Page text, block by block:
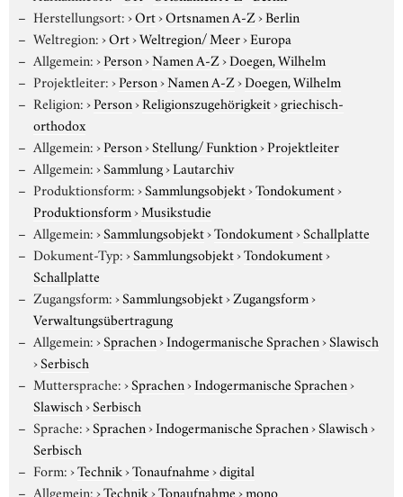
Herstellungsort:›Ort›Ortsnamen A-Z›Berlin
Weltregion:›Ort›Weltregion/ Meer›Europa
Allgemein:›Person›Namen A-Z›Doegen, Wilhelm
Projektleiter:›Person›Namen A-Z›Doegen, Wilhelm
Religion:›Person›Religionszugehörigkeit›griechisch-
orthodox
Allgemein:›Person›Stellung/ Funktion›Projektleiter
Allgemein:›Sammlung›Lautarchiv
Produktionsform:›Sammlungsobjekt›Tondokument›
Produktionsform›Musikstudie
Allgemein:›Sammlungsobjekt›Tondokument›Schallplatte
Dokument-Typ:›Sammlungsobjekt›Tondokument›
Schallplatte
Zugangsform:›Sammlungsobjekt›Zugangsform›
Verwaltungsübertragung
Allgemein:›Sprachen›Indogermanische Sprachen›Slawisch
›Serbisch
Muttersprache:›Sprachen›Indogermanische Sprachen›
Slawisch›Serbisch
Sprache:›Sprachen›Indogermanische Sprachen›Slawisch›
Serbisch
Form:›Technik›Tonaufnahme›digital
Allgemein:›Technik›Tonaufnahme›mono